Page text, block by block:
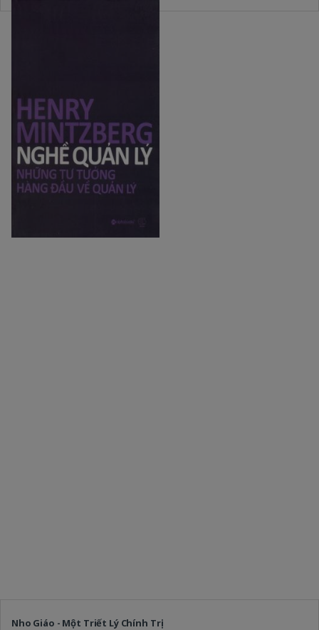
Nho Giáo - Một Triết Lý Chính Trị